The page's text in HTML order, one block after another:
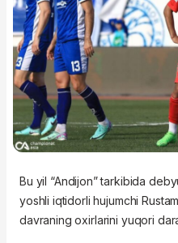
Bu yil “Andijon” tarkibida
yoshli iqtidorli hujumchi
davraning oxirlarini yuqori